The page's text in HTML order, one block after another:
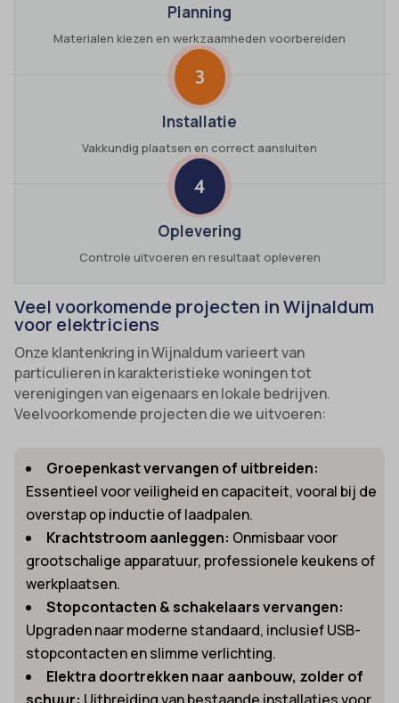
Planning
Materialen kiezen en werkzaamheden voorbereiden
3
Installatie
Vakkundig plaatsen en correct aansluiten
4
Oplevering
Controle uitvoeren en resultaat opleveren
Veel voorkomende projecten in Wijnaldum
voor elektriciens
Onze klantenkring in Wijnaldum varieert van
particulieren in karakteristieke woningen tot
verenigingen van eigenaars en lokale bedrijven.
Veelvoorkomende projecten die we uitvoeren:
Groepenkast vervangen of uitbreiden:
Essentieel voor veiligheid en capaciteit, vooral bij de
overstap op inductie of laadpalen.
Krachtstroom aanleggen: Onmisbaar voor
grootschalige apparatuur, professionele keukens of
werkplaatsen.
Stopcontacten & schakelaars vervangen:
Upgraden naar moderne standaard, inclusief USB-
stopcontacten en slimme verlichting.
Elektra doortrekken naar aanbouw, zolder of